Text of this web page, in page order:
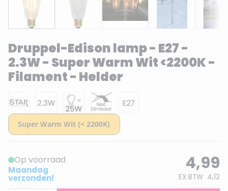
Druppel-Edison lamp - E27 -
2.3W - Super Warm Wit <2200K -
Filament - Helder
Op voorraad
Maandag
verzonden!
4,99
EX BTW 4,12